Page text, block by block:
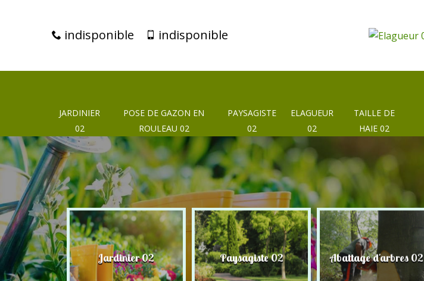
indisponible indisponible
JARDINIER
02
POSE DE GAZON EN
ROULEAU 02
PAYSAGISTE
02
ELAGUEUR
02
TAILLE DE
HAIE 02
02 Jardinier 02 Paysagiste 02 Abattage d'arbres 02